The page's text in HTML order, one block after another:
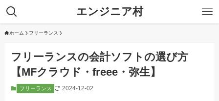
エンジニア村
ホーム フリーランス
フリーランスの会計ソフトの選び方
【MFクラウド・freee・弥生】
フリーランス 2024-12-02